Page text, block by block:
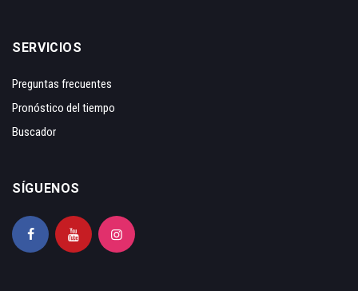
SERVICIOS
Preguntas frecuentes
Pronóstico del tiempo
Buscador
SÍGUENOS